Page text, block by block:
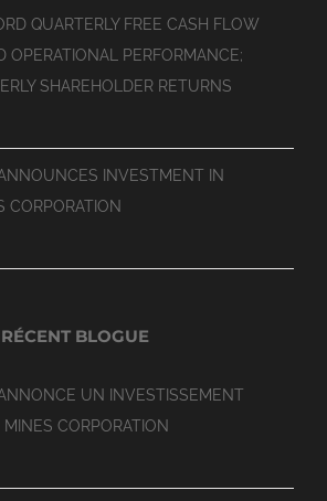
QUARTERLY FREE CASH FLOW
OPERATIONAL PERFORMANCE;
SHAREHOLDER RETURNS
INVESTMENT IN
CORPORATION
BLOGUE
UN INVESTISSEMENT
CORPORATION